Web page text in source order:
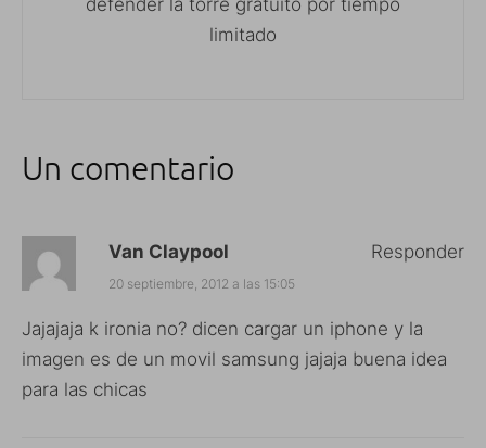
limitado
Un comentario
Van Claypool
20 septiembre, 2012 a las 15:05
Jajajaja k ironia no? dicen cargar un iphone y la
imagen es de un movil samsung jajaja buena idea
para las chicas
Responder